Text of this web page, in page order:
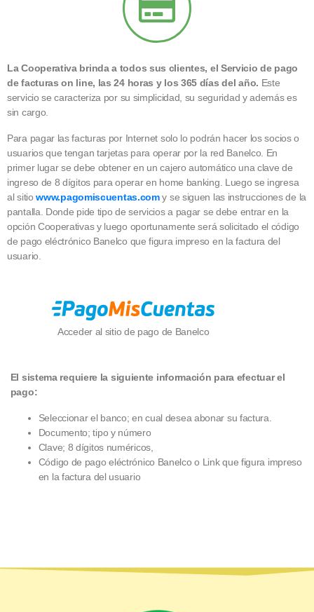
La Cooperativa brinda a todos sus clientes, el Servicio de pago
de facturas on line, las 24 horas y los 365 días del año. Este
servicio se caracteriza por su simplicidad, su seguridad y además es
sin cargo.
Para pagar las facturas por Internet solo lo podrán hacer los socios o
usuarios que tengan tarjetas para operar por la red Banelco. En
primer lugar se debe obtener en un cajero automático una clave de
ingreso de 8 dígitos para operar en home banking. Luego se ingresa
al sitiowww.pagomiscuentas.comy se siguen las instrucciones de la
pantalla. Donde pide tipo de servicios a pagar se debe entrar en la
opción Cooperativas y luego oportunamente será solicitado el código
de pago eléctrónico Banelco que figura impreso en la factura del
usuario.
Acceder al sitio de pago de Banelco
El sistema requiere la siguiente información para efectuar el
pago:
Seleccionar el banco; en cual desea abonar su factura.
Documento; tipo y número
Clave; 8 dígitos numéricos,
Código de pago eléctrónico Banelco o Link que figura impreso
en la factura del usuario